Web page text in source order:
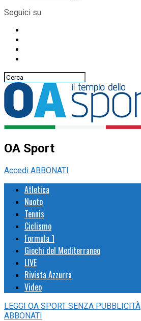
Seguici su
OA Sport
Accedi ABBONATI
Atletica
Nuoto
Tennis
Ciclismo
Formula 1
Giochi del Mediterraneo
LIVE
Rivista Azzurra
Video
LEGGI OA SPORT SENZA PUBBLICITÀ
ABBONATI